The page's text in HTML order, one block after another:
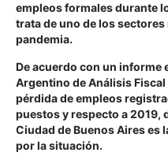
empleos formales durante
trata de uno de los
pandemia.
De acuerdo con un informe
Argentino de Análisis
pérdida de empleos
puestos y respecto a 2019,
Ciudad de Buenos Aires
por la situación.